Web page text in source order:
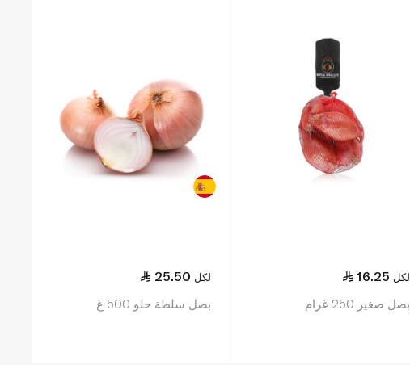
16.25 لكل
بصل صغير 250 غرام
25.50 لكل
بصل سلطة حلو 500 غ